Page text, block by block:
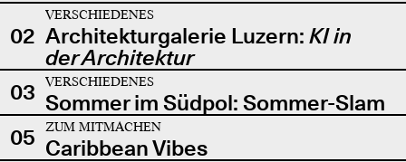
02
VERSCHIEDENES
Architekturgalerie Luzern: KI in
der Architektur
03
VERSCHIEDENES
Sommer im Südpol: Sommer-Slam
05
ZUM MITMACHEN
Caribbean Vibes